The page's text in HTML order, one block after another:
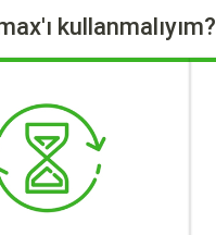
kullanmalıyım?